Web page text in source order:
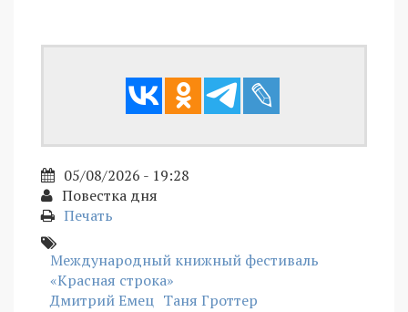
05/08/2026 - 19:28
Повестка дня
Печать
Международный книжный фестиваль
«Красная строка»
Дмитрий Емец Таня Гроттер